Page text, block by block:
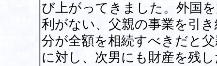
び上がってきました。外国
利がない、父親の事業を引
分が全額を相続すべきだと
に対し、次男にも財産を残